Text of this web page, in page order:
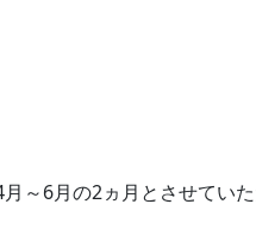
6月の2ヵ月とさせてい